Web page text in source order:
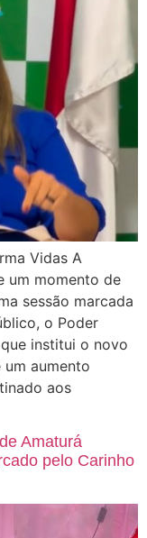
Vidas A
um momento de
sessão marcada
o Poder
institui o novo
aumento
aos
Amaturá
pelo Carinho